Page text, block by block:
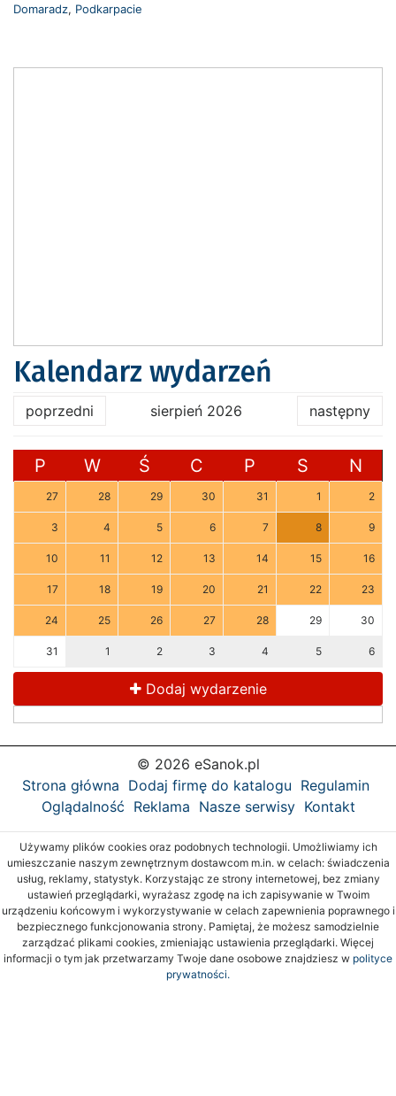
Domaradz, Podkarpacie
Kalendarz wydarzeń
poprzedni sierpień 2026 następny
P W Ś C P S N
27 28 29 30 31 1 2
3 4 5 6 7 8 9
10 11 12 13 14 15 16
17 18 19 20 21 22 23
24 25 26 27 28 29 30
31 1 2 3 4 5 6
Dodaj wydarzenie
© 2026 eSanok.pl
Strona główna Dodaj firmę do katalogu Regulamin
Oglądalność Reklama Nasze serwisy Kontakt
Używamy plików cookies oraz podobnych technologii. Umożliwiamy ich
umieszczanie naszym zewnętrznym dostawcom m.in. w celach: świadczenia
usług, reklamy, statystyk. Korzystając ze strony internetowej, bez zmiany
ustawień przeglądarki, wyrażasz zgodę na ich zapisywanie w Twoim
urządzeniu końcowym i wykorzystywanie w celach zapewnienia poprawnego i
bezpiecznego funkcjonowania strony. Pamiętaj, że możesz samodzielnie
zarządzać plikami cookies, zmieniając ustawienia przeglądarki. Więcej
informacji o tym jak przetwarzamy Twoje dane osobowe znajdziesz w polityce
prywatności.